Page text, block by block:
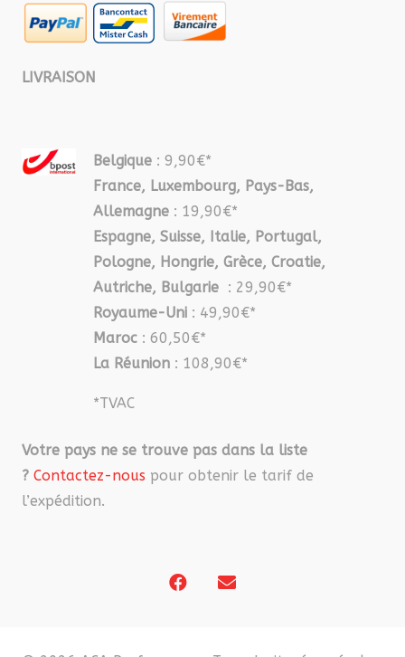
LIVRAISON
Belgique : 9,90€*
France, Luxembourg, Pays-Bas,
Allemagne : 19,90€*
Espagne, Suisse, Italie, Portugal,
Pologne, Hongrie, Grèce, Croatie,
Autriche, Bulgarie : 29,90€*
Royaume-Uni : 49,90€*
Maroc : 60,50€*
La Réunion : 108,90€*
*TVAC
Votre pays ne se trouve pas dans la liste
? Contactez-nous pour obtenir le tarif de
l’expédition.